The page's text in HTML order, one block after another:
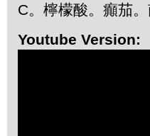
C。檸檬酸。癲茄
Youtube Version: